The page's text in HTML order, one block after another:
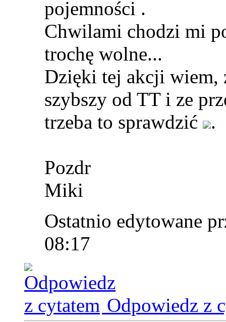
pojemności .
Chwilami chodzi mi
trochę wolne...
Dzięki tej akcji wiem,
szybszy od TT i ze
trzeba to sprawdzić
.
Pozdr
Miki
Ostatnio edytowane
08:17
Odpowiedz z